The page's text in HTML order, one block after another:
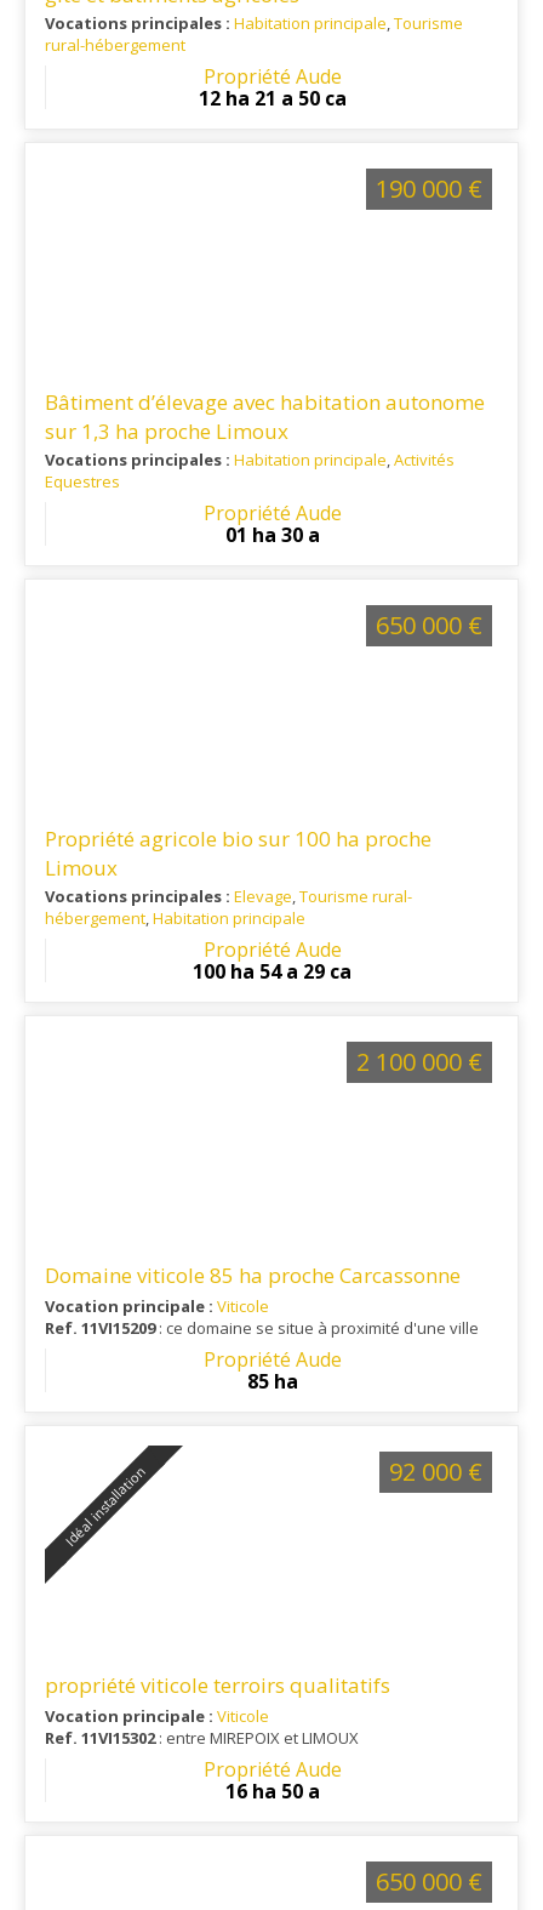
Vocations principales : Habitation principale,Tourisme
rural-hébergement
: Située à 45 minutes d'un aéroport
international et à 1 heure et 20 minutes des plages de la
Propriété Aude
12 ha 21 a 50 ca
Bâtiment d’élevage avec habitation autonome
sur 1,3 ha proche Limoux
Vocations principales : Habitation principale,Activités
Equestres
: Cette propriété se situe à 15 min de toutes
les commodités, et à 40 min d'une gare et d'un aéroport
Propriété Aude
01 ha 30 a
190 000 €
Propriété agricole bio sur 100 ha proche
Limoux
Vocations principales : Elevage,Tourisme rural-
hébergement,Habitation principale
: Cette propriété se situe à 15 min de toutes
les commodités, et à 40 min d'une gare et d'un aéroport
Propriété Aude
100 ha 54 a 29 ca
650 000 €
Domaine viticole 85 ha proche Carcassonne
Vocation principale : Viticole
Ref. 11VI15209: ce domaine se situe à proximité d'une ville
offrant toutes commodités, gare, échangeur autoroutier,
Propriété Aude
85 ha
2 100 000 €
Idéal installation
propriété viticole terroirs qualitatifs
Vocation principale : Viticole
Ref. 11VI15302: entre MIREPOIX et LIMOUX
Propriété Aude
16 ha 50 a
92 000 €
650 000 €